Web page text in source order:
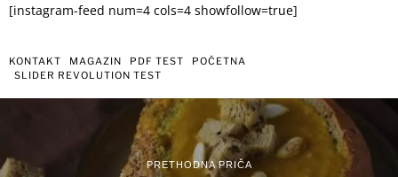
[instagram-feed num=4 cols=4 showfollow=true]
KONTAKT MAGAZIN PDF TEST
POČETNA
SLIDER REVOLUTION TEST
PRETHODNA PRIČA